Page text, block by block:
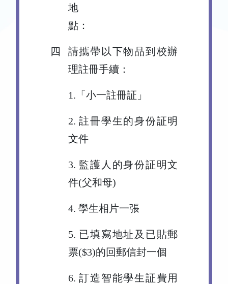
地
點：
四
請攜帶以下物品到校辦
理註冊手續：
1.「小一註冊証」
2. 註冊學生的身份証明
文件
3. 監護人的身份証明文
件(父和母)
4. 學生相片一張
5. 已填寫地址及已貼郵
票($3)的回郵信封一個
6. 訂造智能學生証費用